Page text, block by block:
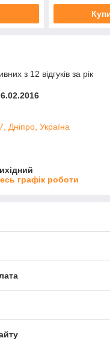
з 12 відгуків за рік
Дніпро, Україна
графік роботи